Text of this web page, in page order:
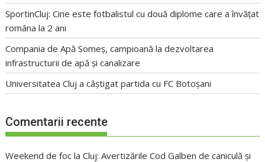
SportinCluj: Cine este fotbalistul cu două diplome care a învățat
româna la 2 ani
Compania de Apă Someș, campioană la dezvoltarea
infrastructurii de apă și canalizare
Universitatea Cluj a câștigat partida cu FC Botoșani
Comentarii recente
Weekend de foc la Cluj: Avertizările Cod Galben de caniculă și